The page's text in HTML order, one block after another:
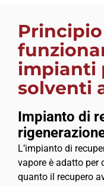
impianti
solventi
Impianto di
L’impianto di
vapore è adatto per
quanto il recupero